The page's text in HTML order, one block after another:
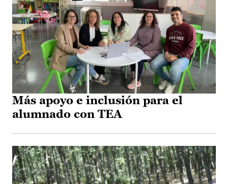
Más apoyo e inclusión para el
alumnado con TEA